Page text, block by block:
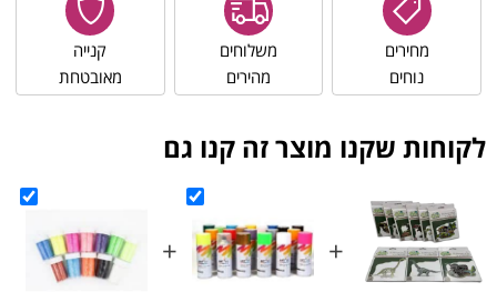
מחירים
נוחים
משלוחים
מהירים
קנייה
מאובטחת
לקוחות שקנו מוצר זה קנו גם
+
+